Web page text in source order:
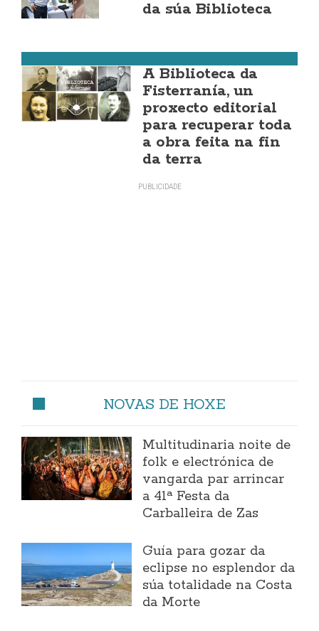
da súa Biblioteca
A Biblioteca da
Fisterranía, un
proxecto editorial
para recuperar toda
a obra feita na fin
da terra
NOVAS DE HOXE
Multitudinaria noite de
folk e electrónica de
vangarda par arrincar
a 41ª Festa da
Carballeira de Zas
Guía para gozar da
eclipse no esplendor da
súa totalidade na Costa
da Morte